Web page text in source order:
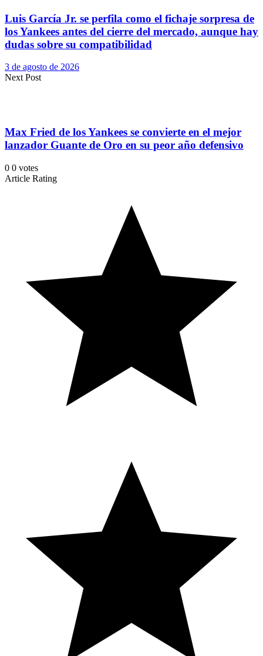
Luis García Jr. se perfila como el fichaje sorpresa de
los Yankees antes del cierre del mercado, aunque hay
dudas sobre su compatibilidad
3 de agosto de 2026
Next Post
Max Fried de los Yankees se convierte en el mejor
lanzador Guante de Oro en su peor año defensivo
0 0 votes
Article Rating